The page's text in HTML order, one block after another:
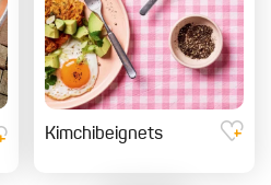
Kimchibeignets